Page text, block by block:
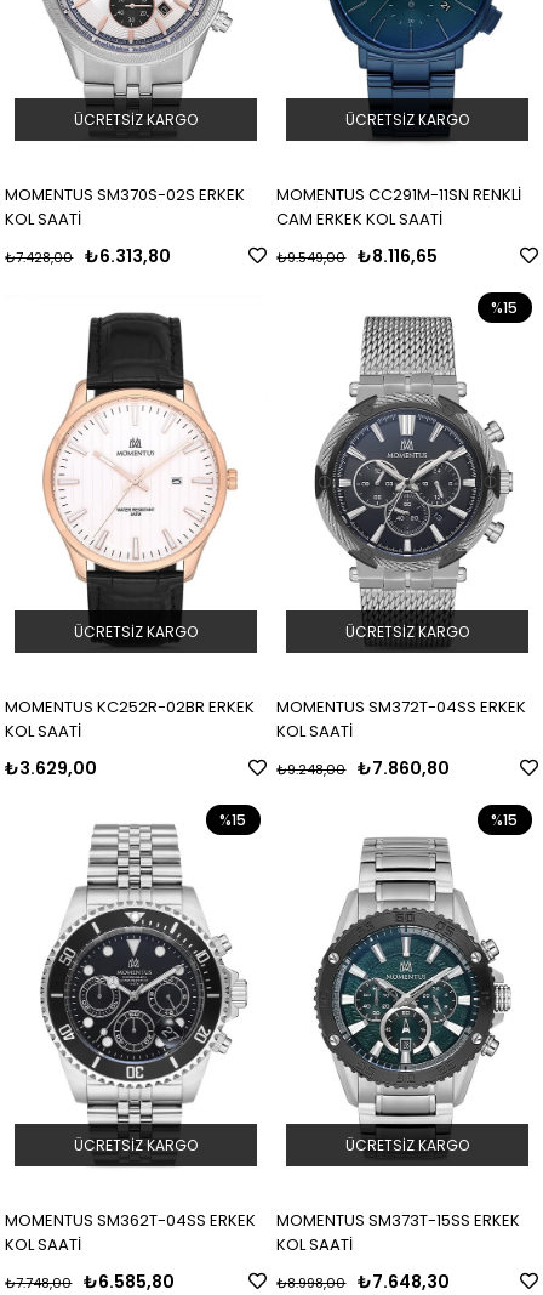
MOMENTUS SM370S-02S ERKEK
KOL SAATİ
₺6.313,80
₺7.428,00
ÜCRETSIZ KARGO
MOMENTUS CC291M-11SN RENKLİ
CAM ERKEK KOL SAATİ
₺8.116,65
₺9.549,00
ÜCRETSIZ KARGO
MOMENTUS KC252R-02BR ERKEK
KOL SAATİ
₺3.629,00
ÜCRETSIZ KARGO
MOMENTUS SM372T-04SS ERKEK
KOL SAATİ
₺7.860,80
₺9.248,00
%15
ÜCRETSIZ KARGO
MOMENTUS SM362T-04SS ERKEK
KOL SAATİ
₺6.585,80
₺7.748,00
%15
ÜCRETSIZ KARGO
MOMENTUS SM373T-15SS ERKEK
KOL SAATİ
₺7.648,30
₺8.998,00
%15
ÜCRETSIZ KARGO